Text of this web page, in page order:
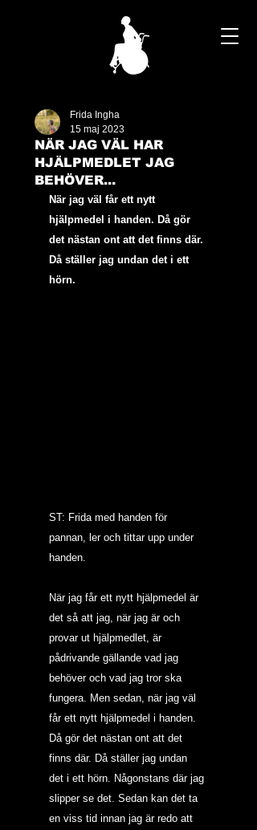
NÄR JAG VÄL HAR
HJÄLPMEDLET JAG
BEHÖVER...
Frida Ingha
15 maj 2023
När jag väl får ett nytt
hjälpmedel i handen. Då gör
det nästan ont att det finns där.
Då ställer jag undan det i ett
hörn.
ST: Frida med handen för
pannan, ler och tittar upp under
handen.
När jag får ett nytt hjälpmedel är
det så att jag, när jag är och
provar ut hjälpmedlet, är
pådrivande gällande vad jag
behöver och vad jag tror ska
fungera. Men sedan, när jag väl
får ett nytt hjälpmedel i handen.
Då gör det nästan ont att det
finns där. Då ställer jag undan
det i ett hörn. Någonstans där jag
slipper se det. Sedan kan det ta
en viss tid innan jag är redo att